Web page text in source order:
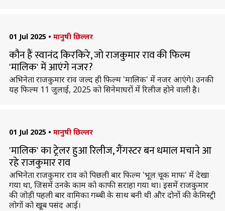
01 Jul 2025 • मानुषी छिल्लर
कौन हैं स्वानंद किरकिरे, जो राजकुमार राव की फिल्म
'मालिक' में आएंगे नजर?
अभिनेता राजकुमार राव जल्द ही फिल्म 'मालिक' में नजर आएंगे। उनकी
यह फिल्म 11 जुलाई, 2025 को सिनेमाघरों में रिलीज होने वाली है।
01 Jul 2025 • मानुषी छिल्लर
'मालिक' का ट्रेलर हुआ रिलीज, गैंगस्टर बन धमाल मचाने आ
रहे राजकुमार राव
अभिनेता राजकुमार राव को पिछली बार फिल्म 'भूल चूक माफ' में देखा
गया था, जिसमें उनके काम को काफी सराहा गया था। इसमें राजकुमार
की जोड़ी पहली बार वामिका गब्बी के साथ बनी थी और दोनों की केमिस्ट्री
लोगों को खूब पसंद आई।